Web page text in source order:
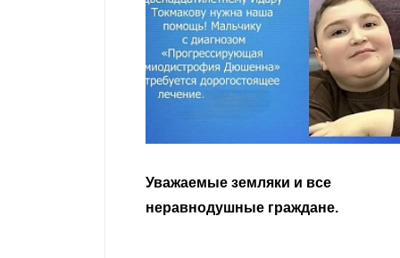
Уважаемые земляки и все
неравнодушные граждане.